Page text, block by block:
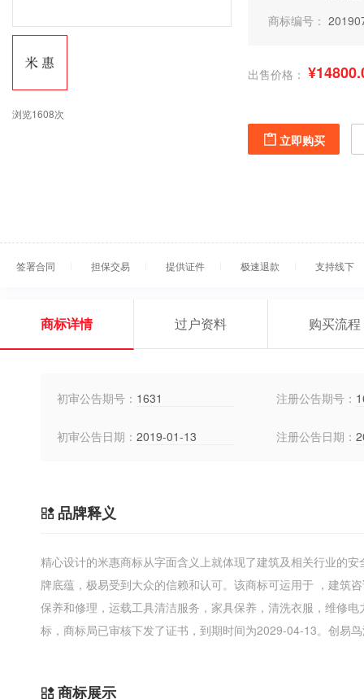
浏览1608次
商标编号：
出售价格：
立即购买
签署合同 担保交易 提供证件 极速退款 支持线下
商标详情 过户资料 购买流程
初审公告期号： 1631 注册公告期号：
初审公告日期： 2019-01-13 注册公告日期：
品牌释义
精心设计的米惠商标从字面含义上就体现了建筑及相关行业的
牌底蕴，极易受到大众的信赖和认可。该商标可运用于 ，建筑
保养和修理，运载工具清洁服务，家具保养，清洗衣服，维修
标，商标局已审核下发了证书，到期时间为2029-04-13。创易
商标展示